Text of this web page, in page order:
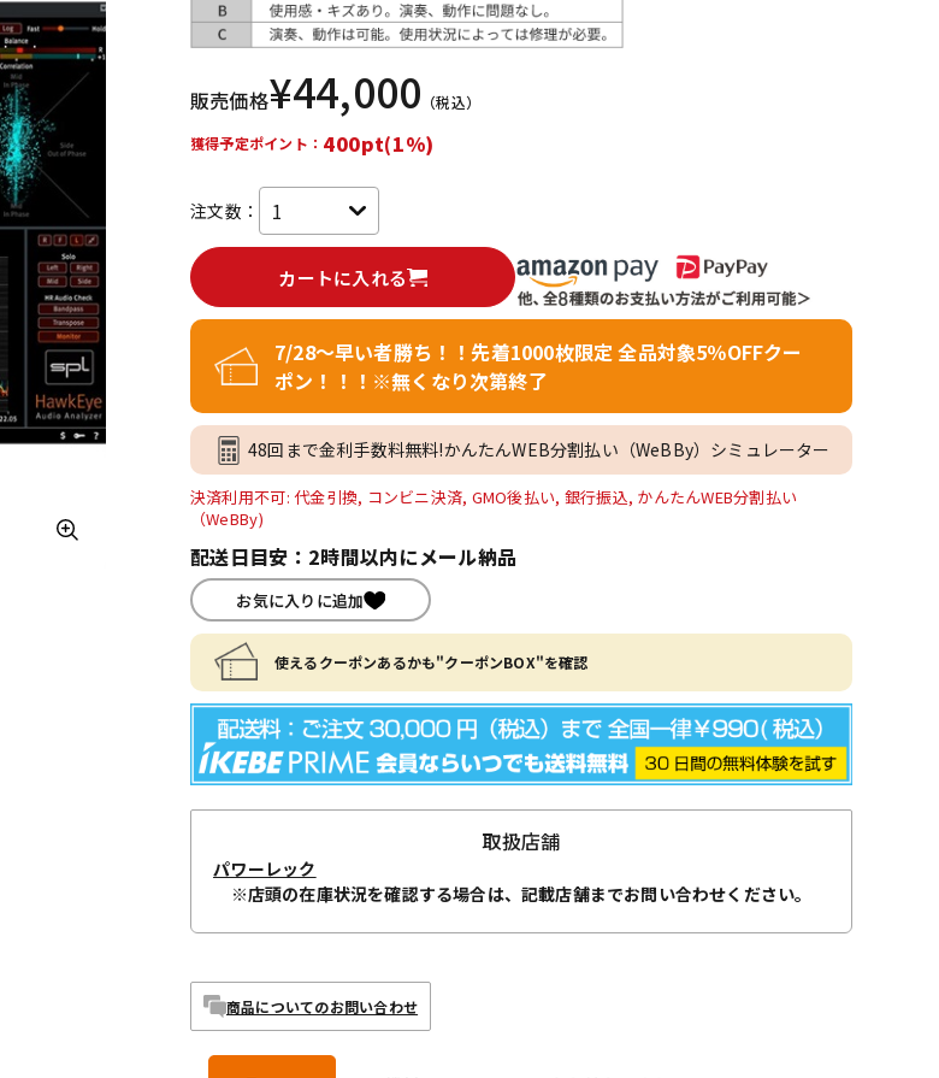
オンラ
納品
レコーディン
グ機器
配信/ライブ
機器
販売価格¥44,000 （税込）
獲得予定ポイント： 400pt(1%)
注文数：
カートに入れる
7/28～早い者勝ち！！先着1000枚限定 全品対象5％OFFクー
ポン！！！※無くなり次第終了
48回まで金利手数料無料!かんたんWEB分割払い（WeBBy）シミュレーター
決済利用不可: 代金引換, コンビニ決済, GMO後払い, 銀行振込, かんたんWEB分割払い
（WeBBy)
配送日目安：2時間以内にメール納品
お気に入りに追加
使えるクーポンあるかも"クーポンBOX"を確認
取扱店舗
パワーレック
※店頭の在庫状況を確認する場合は、記載店舗までお問い合わせください。
商品についてのお問い合わせ